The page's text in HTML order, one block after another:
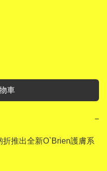
車
−
折推出全新O`Brien護膚系